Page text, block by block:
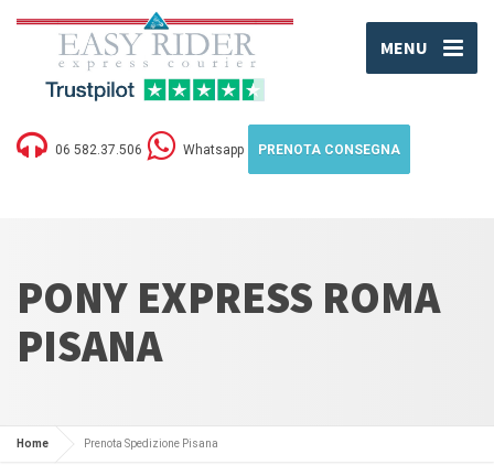
MENU
06 582.37.506 Whatsapp PRENOTA CONSEGNA
PONY EXPRESS ROMA
PISANA
Home Prenota Spedizione Pisana